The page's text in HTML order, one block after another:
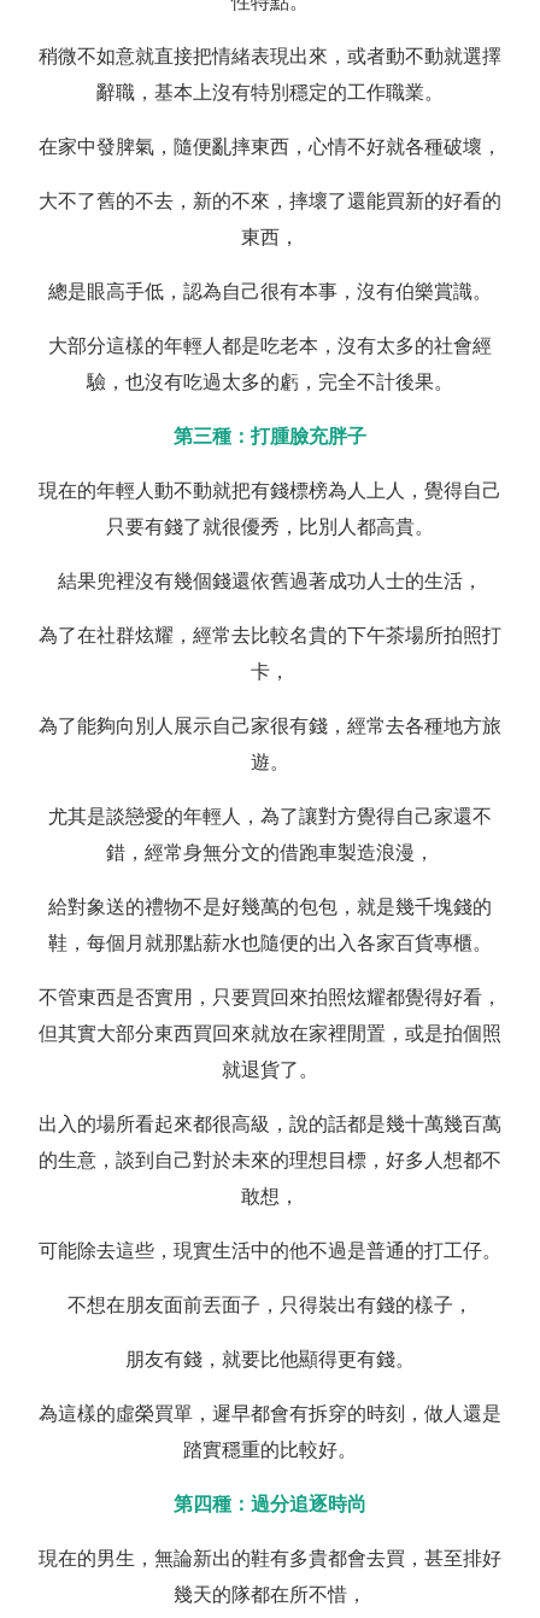
稍微不如意就直接把情緒表現出來，或者動不動就選擇
辭職，基本上沒有特別穩定的工作職業。
在家中發脾氣，隨便亂摔東西，心情不好就各種破壞，
大不了舊的不去，新的不來，摔壞了還能買新的好看的
東西，
總是眼高手低，認為自己很有本事，沒有伯樂賞識。
大部分這樣的年輕人都是吃老本，沒有太多的社會經
驗，也沒有吃過太多的虧，完全不計後果。
第三種：打腫臉充胖子
現在的年輕人動不動就把有錢標榜為人上人，覺得自己
只要有錢了就很優秀，比別人都高貴。
結果兜裡沒有幾個錢還依舊過著成功人士的生活，
為了在社群炫耀，經常去比較名貴的下午茶場所拍照打
卡，
為了能夠向別人展示自己家很有錢，經常去各種地方旅
遊。
尤其是談戀愛的年輕人，為了讓對方覺得自己家還不
錯，經常身無分文的借跑車製造浪漫，
給對象送的禮物不是好幾萬的包包，就是幾千塊錢的
鞋，每個月就那點薪水也隨便的出入各家百貨專櫃。
不管東西是否實用，只要買回來拍照炫耀都覺得好看，
但其實大部分東西買回來就放在家裡閒置，或是拍個照
就退貨了。
出入的場所看起來都很高級，說的話都是幾十萬幾百萬
的生意，談到自己對於未來的理想目標，好多人想都不
敢想，
可能除去這些，現實生活中的他不過是普通的打工仔。
不想在朋友面前丟面子，只得裝出有錢的樣子，
朋友有錢，就要比他顯得更有錢。
為這樣的虛榮買單，遲早都會有拆穿的時刻，做人還是
踏實穩重的比較好。
第四種：過分追逐時尚
現在的男生，無論新出的鞋有多貴都會去買，甚至排好
幾天的隊都在所不惜，